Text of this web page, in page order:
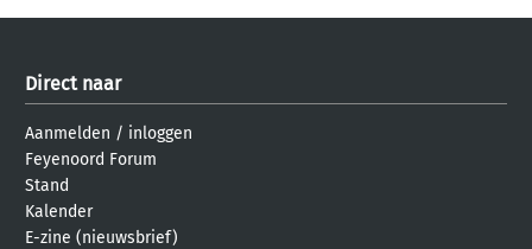
Direct naar
Aanmelden / inloggen
Feyenoord Forum
Stand
Kalender
E-zine (nieuwsbrief)